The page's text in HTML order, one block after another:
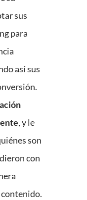
sus
para
así sus
, y le
son
con